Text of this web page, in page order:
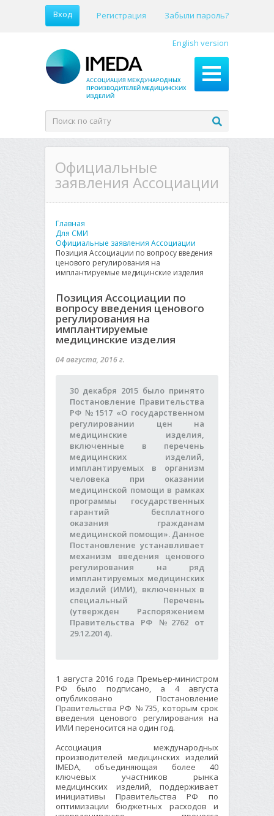
Вход Регистрация Забыли пароль?
English version
Официальные
заявления Ассоциации
Главная
Для СМИ
Официальные заявления Ассоциации
Позиция Ассоциации по вопросу введения
ценового регулирования на
имплантируемые медицинские изделия
Позиция Ассоциации по
вопросу введения ценового
регулирования на
имплантируемые
медицинские изделия
04 августа, 2016 г.
30 декабря 2015 было принято
Постановление Правительства
РФ №1517 «О государственном
регулировании цен на
медицинские изделия,
включенные в перечень
медицинских изделий,
имплантируемых в организм
человека при оказании
медицинской помощи в рамках
программы государственных
гарантий бесплатного
оказания гражданам
медицинской помощи». Данное
Постановление устанавливает
механизм введения ценового
регулирования на ряд
имплантируемых медицинских
изделий (ИМИ), включенных в
специальный Перечень
(утвержден Распоряжением
Правительства РФ №2762 от
29.12.2014).
1 августа 2016 года Премьер-министром
РФ было подписано, а 4 августа
опубликовано Постановление
Правительства РФ №735, которым срок
введения ценового регулирования на
ИМИ переносится на один год.
Ассоциация международных
производителей медицинских изделий
IMEDA, объединяющая более 40
ключевых участников рынка
медицинских изделий, поддерживает
инициативы Правительства РФ по
оптимизации бюджетных расходов и